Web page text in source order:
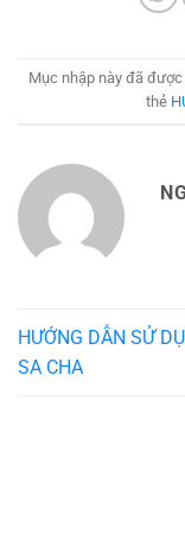
Mục nhập này đã
thẻ
HƯỚNG DẪN SỬ
SA CHA